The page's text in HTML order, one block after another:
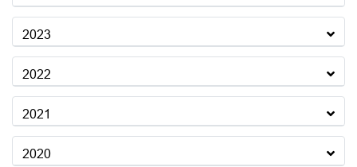
2023
2022
2021
2020